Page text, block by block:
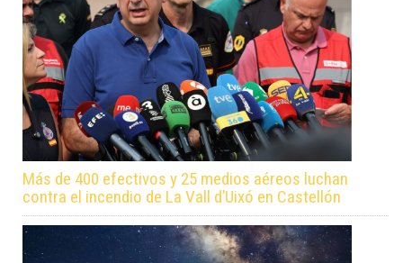
Más de 400 efectivos y 25 medios aéreos luchan
contra el incendio de La Vall d’Uixó en Castellón